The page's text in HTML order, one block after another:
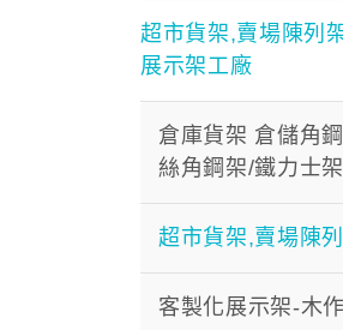
超市貨架,賣場陳列
展示架工廠
倉庫貨架 倉儲角
絲角鋼架/鐵力士架
超市貨架,賣場陳
客製化展示架-木